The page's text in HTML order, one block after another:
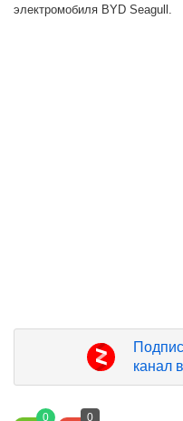
электромобиля BYD Seagull.
канал в
0 0